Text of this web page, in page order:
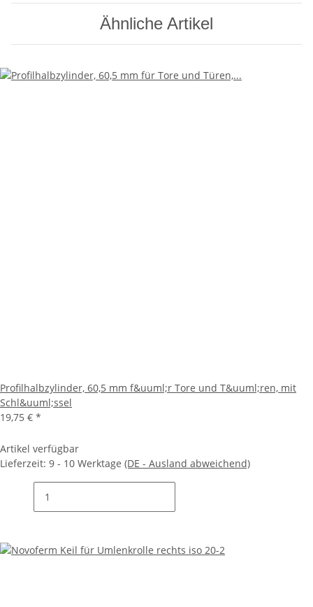
Ähnliche Artikel
Profilhalbzylinder, 60,5 mm f&uuml;r Tore und T&uuml;ren, mit
Schl&uuml;ssel
19,75 € *
Artikel verfügbar
Lieferzeit: 9 - 10 Werktage (DE - Ausland abweichend)